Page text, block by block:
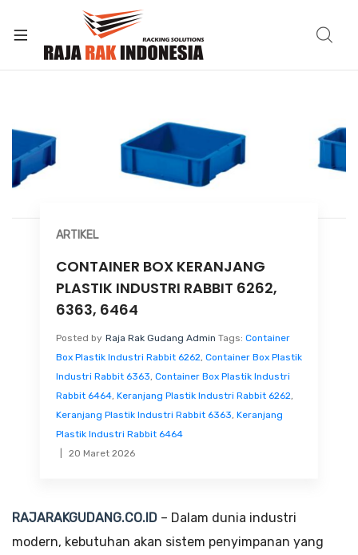
ARTIKEL
CONTAINER BOX KERANJANG
PLASTIK INDUSTRI RABBIT 6262,
6363, 6464
Posted by Raja Rak Gudang Admin Tags: Container
Box Plastik Industri Rabbit 6262 Container Box Plastik
Industri Rabbit 6363 Container Box Plastik Industri
Rabbit 6464, Keranjang Plastik Industri Rabbit 6262
Keranjang Plastik Industri Rabbit 6363 Keranjang
Plastik Industri Rabbit 6464
20 Maret 2026
RAJARAKGUDANG.CO.ID – Dalam dunia industri
modern, kebutuhan akan sistem penyimpanan yang